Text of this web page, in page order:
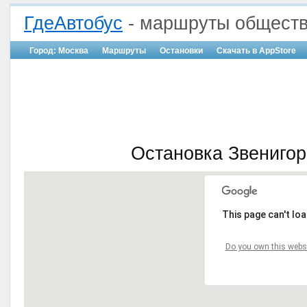
ГдеАвтобус - маршруты
Город: Москва Маршруты Остановки Скачать в AppStore
Остановка
This page can't
Do you own this